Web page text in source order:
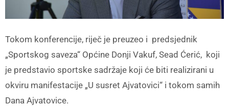
Tokom konferencije, riječ je preuzeo i predsjednik
„Sportskog saveza“ Općine Donji Vakuf, Sead Ćerić, koji
je predstavio sportske sadržaje koji će biti realizirani u
okviru manifestacije „U susret Ajvatovici“ i tokom samih
Dana Ajvatovice.